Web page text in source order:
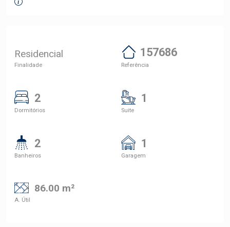
Residencial
Finalidade
157686
Referência
2
Dormitórios
1
Suite
2
Banheiros
1
Garagem
86.00 m²
A. Útil